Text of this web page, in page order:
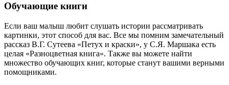
Обучающие книги
Если ваш малыш любит слушать истории рассматривать
картинки, этот способ для вас. Все мы помним замечательный
рассказ В.Г. Сутеева «Петух и краски», у С.Я. Маршака есть
целая «Разноцветная книга». Также вы можете найти
множество обучающих книг, которые станут вашими верными
помощниками.